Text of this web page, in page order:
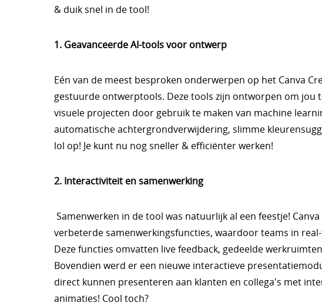
& duik snel in de tool!
1. Geavanceerde AI-tools voor ontwerp
Eén van de meest besproken onderwerpen op het Canva
gestuurde ontwerptools. Deze tools zijn ontworpen om jou
visuele projecten door gebruik te maken van machine
automatische achtergrondverwijdering, slimme
lol op! Je kunt nu nog sneller & efficiënter werken!
2. Interactiviteit en samenwerking
Samenwerken in de tool was natuurlijk al een feestje!
verbeterde samenwerkingsfuncties, waardoor teams in
Deze functies omvatten live feedback, gedeelde
Bovendien werd er een nieuwe interactieve
direct kunnen presenteren aan klanten en collega's met
animaties! Cool toch?